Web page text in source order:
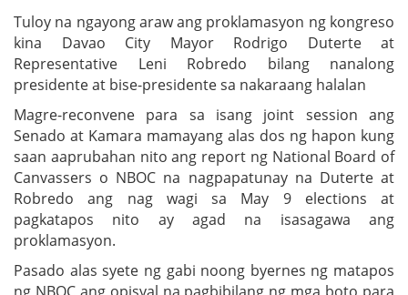
Tuloy na ngayong araw ang proklamasyon ng kongreso
kina Davao City Mayor Rodrigo Duterte at
Representative Leni Robredo bilang nanalong
presidente at bise-presidente sa nakaraang halalan
Magre-reconvene para sa isang joint session ang
Senado at Kamara mamayang alas dos ng hapon kung
saan aaprubahan nito ang report ng National Board of
Canvassers o NBOC na nagpapatunay na Duterte at
Robredo ang nag wagi sa May 9 elections at
pagkatapos nito ay agad na isasagawa ang
proklamasyon.
Pasado alas syete ng gabi noong byernes ng matapos